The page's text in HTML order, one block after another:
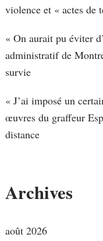
violence et « actes de
« On aurait pu éviter
administratif de
survie
« J’ai imposé un
œuvres du graffeur
distance
Archives
août 2026